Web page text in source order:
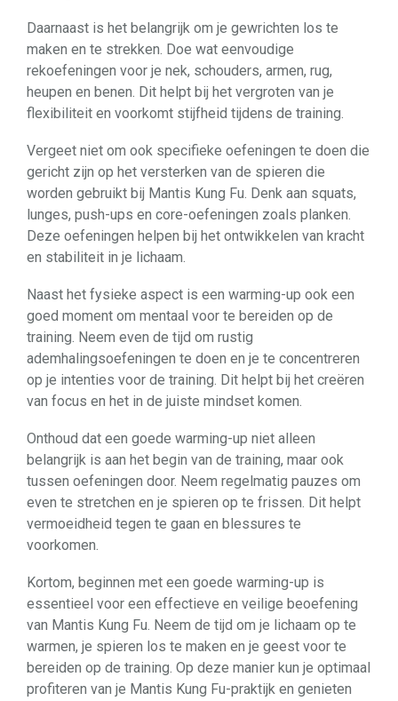
Daarnaast is het belangrijk om je gewrichten los te
maken en te strekken. Doe wat eenvoudige
rekoefeningen voor je nek, schouders, armen, rug,
heupen en benen. Dit helpt bij het vergroten van je
flexibiliteit en voorkomt stijfheid tijdens de training.
Vergeet niet om ook specifieke oefeningen te doen die
gericht zijn op het versterken van de spieren die
worden gebruikt bij Mantis Kung Fu. Denk aan squats,
lunges, push-ups en core-oefeningen zoals planken.
Deze oefeningen helpen bij het ontwikkelen van kracht
en stabiliteit in je lichaam.
Naast het fysieke aspect is een warming-up ook een
goed moment om mentaal voor te bereiden op de
training. Neem even de tijd om rustig
ademhalingsoefeningen te doen en je te concentreren
op je intenties voor de training. Dit helpt bij het creëren
van focus en het in de juiste mindset komen.
Onthoud dat een goede warming-up niet alleen
belangrijk is aan het begin van de training, maar ook
tussen oefeningen door. Neem regelmatig pauzes om
even te stretchen en je spieren op te frissen. Dit helpt
vermoeidheid tegen te gaan en blessures te
voorkomen.
Kortom, beginnen met een goede warming-up is
essentieel voor een effectieve en veilige beoefening
van Mantis Kung Fu. Neem de tijd om je lichaam op te
warmen, je spieren los te maken en je geest voor te
bereiden op de training. Op deze manier kun je optimaal
profiteren van je Mantis Kung Fu-praktijk en genieten